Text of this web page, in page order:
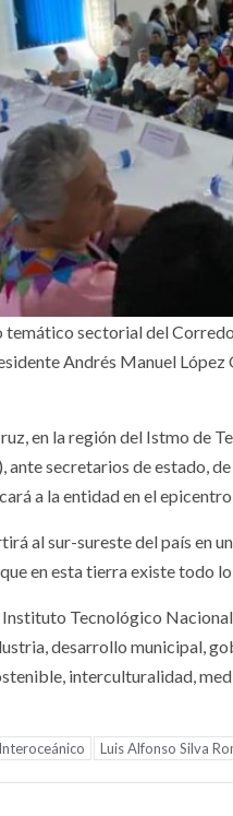
sectorial del
Andrés Manuel
en la región del Istmo de
secretarios de estado,
a la entidad en el
al sur-sureste del país en
en esta tierra existe todo
Tecnológico
desarrollo municipal,
interculturalidad,
Luis Alfonso Silva